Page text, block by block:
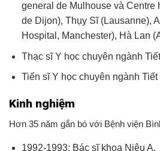
general de Mulhouse và Centre
de Dijon), Thụy Sĩ (Lausanne),
Hospital, Manchester), Hà Lan
Thạc sĩ Y học chuyên ngành
Tiến sĩ Y học chuyên ngành Tiết
Kinh nghiệm
Hơn 35 năm gắn bó với Bệnh viện
1992-1993: Bác sĩ khoa Niệu A.